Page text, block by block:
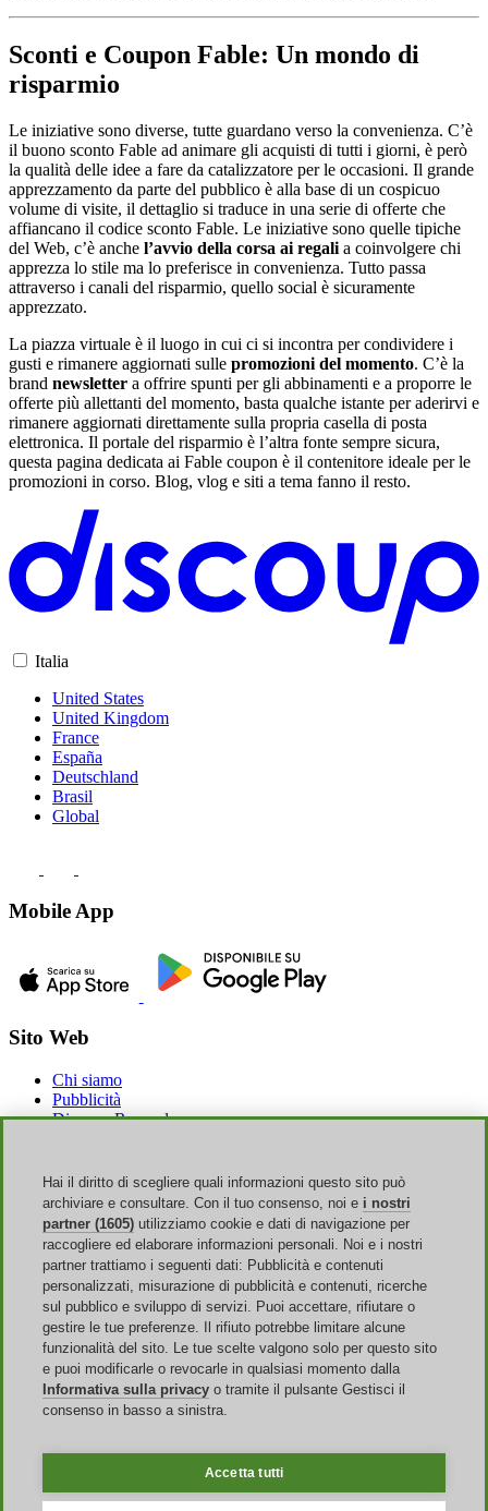
Sconti e Coupon Fable: Un mondo di
risparmio
Le iniziative sono diverse, tutte guardano verso la convenienza. C’è
il buono sconto Fable ad animare gli acquisti di tutti i giorni, è però
la qualità delle idee a fare da catalizzatore per le occasioni. Il grande
apprezzamento da parte del pubblico è alla base di un cospicuo
volume di visite, il dettaglio si traduce in una serie di offerte che
affiancano il codice sconto Fable. Le iniziative sono quelle tipiche
del Web, c’è anche l’avvio della corsa ai regali a coinvolgere chi
apprezza lo stile ma lo preferisce in convenienza. Tutto passa
attraverso i canali del risparmio, quello social è sicuramente
apprezzato.
La piazza virtuale è il luogo in cui ci si incontra per condividere i
gusti e rimanere aggiornati sulle promozioni del momento. C’è la
brand newsletter a offrire spunti per gli abbinamenti e a proporre le
offerte più allettanti del momento, basta qualche istante per aderirvi e
rimanere aggiornati direttamente sulla propria casella di posta
elettronica. Il portale del risparmio è l’altra fonte sempre sicura,
questa pagina dedicata ai Fable coupon è il contenitore ideale per le
promozioni in corso. Blog, vlog e siti a tema fanno il resto.
Italia
United States
United Kingdom
France
España
Deutschland
Brasil
Global
Mobile App
Sito Web
Chi siamo
Pubblicità
Discoup Rewards
T&C
Informazioni legali
Trasparenza
Team Discoup
News
Tutti i negozi
Tutte le categorie
Guida agli sconti
Eventi
Saldi Online
Back to School
Halloween
Discoup ® è gestito da TIKATO ©2013-2026. Tutti i diritti sono
Hai il diritto di scegliere quali informazioni questo sito può
archiviare e consultare. Con il tuo consenso, noi e i nostri
partner (1605) utilizziamo cookie e dati di navigazione per
raccogliere ed elaborare informazioni personali. Noi e i nostri
partner trattiamo i seguenti dati: Pubblicità e contenuti
personalizzati, misurazione di pubblicità e contenuti, ricerche
sul pubblico e sviluppo di servizi. Puoi accettare, rifiutare o
gestire le tue preferenze. Il rifiuto potrebbe limitare alcune
funzionalità del sito. Le tue scelte valgono solo per questo sito
e puoi modificarle o revocarle in qualsiasi momento dalla
Informativa sulla privacy o tramite il pulsante Gestisci il
consenso in basso a sinistra.
Accetta tutti